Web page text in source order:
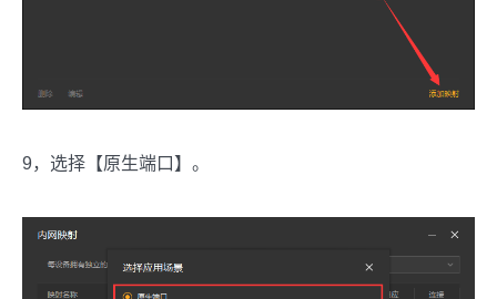
9，选择【原生端口】。